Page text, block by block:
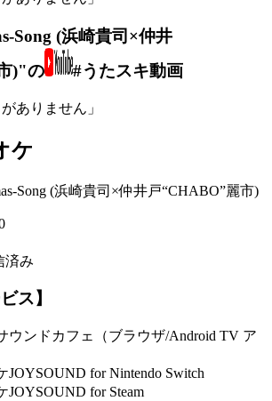
Song (浜崎貴司×仲井
)"の
#うたスキ動画
ありません」
ケ
Song (浜崎貴司×仲井戸“CHABO”麗市)
済み
ス】
ウンドカフェ（ブラウザ/Android TV ア
JOYSOUND for Nintendo Switch
JOYSOUND for Steam